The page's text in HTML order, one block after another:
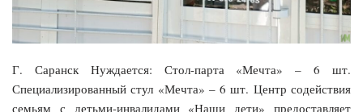
Г. Саранск Нуждается: Стол-парта «Мечта» – 6 шт.
Специализированный стул «Мечта» – 6 шт. Центр содействия
семьям с детьми-инвалидами «Наши дети» предоставляет